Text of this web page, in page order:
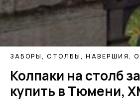
ЗАБОРЫ, СТОЛБЫ, НАВЕРШИЯ,
Колпаки на столб
купить вТюмени,